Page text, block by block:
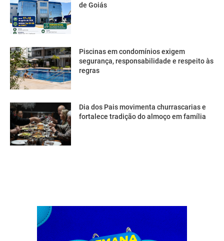
de Goiás
Piscinas em condomínios exigem
segurança, responsabilidade e respeito às
regras
Dia dos Pais movimenta churrascarias e
fortalece tradição do almoço em família